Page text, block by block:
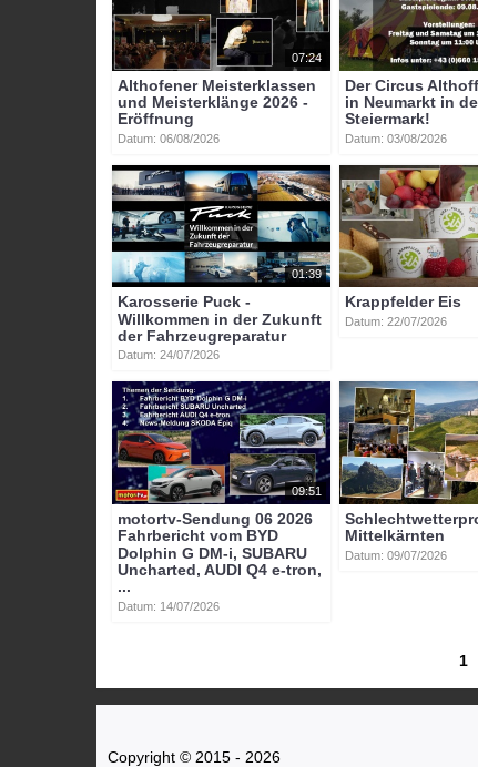
07:24
Althofener Meisterklassen
und Meisterklänge 2026 -
Eröffnung
Datum: 06/08/2026
Der Circus
in Neumarkt in
Steiermark!
Datum: 03/08/2026
01:39
Karosserie Puck -
Willkommen in der Zukunft
der Fahrzeugreparatur
Datum: 24/07/2026
Krappfelder Eis
Datum: 22/07/2026
09:51
motortv-Sendung 06 2026
Fahrbericht vom BYD
Dolphin G DM-i, SUBARU
Uncharted, AUDI Q4 e-tron,
...
Datum: 14/07/2026
Mittelkärnten
Datum: 09/07/2026
1
Copyright © 2015 - 2026